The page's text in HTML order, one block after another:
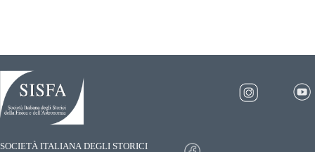
SOCIETÀ ITALIANA DEGLI STORICI